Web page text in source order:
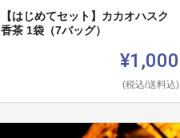
【はじめてセット】カカオハスク
香茶 1袋（7バッグ）
¥1,000
(税込/送料込)